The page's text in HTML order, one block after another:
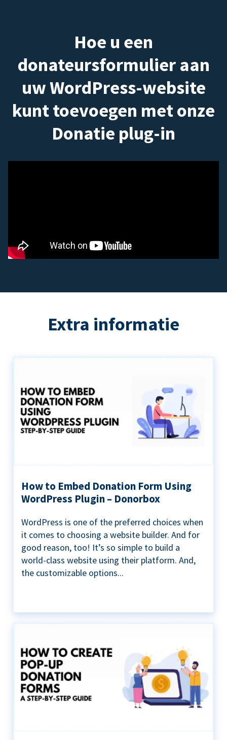
Hoe u een
donateursformulier aan
uw WordPress-website
kunt toevoegen met onze
Donatie plug-in
Extra informatie
How to Embed Donation Form Using
WordPress Plugin – Donorbox
WordPress is one of the preferred choices when
it comes to choosing a website builder. And for
good reason, too! It’s so simple to build a
world-class website using their platform. And,
the customizable options...